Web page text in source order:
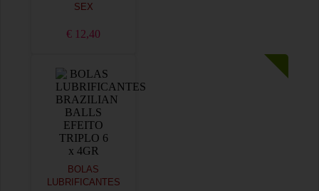
SEX
€ 12,40
BOLAS
LUBRIFICANTES